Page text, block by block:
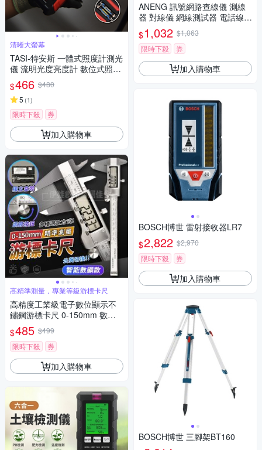
清晰大螢幕
TASI-特安斯 一體式照度計測光
儀 流明光度亮度計 數位式照度
$466 $480
5 (1)
限時下殺 券
加入購物車
高精準測量，專業等級游標卡尺
高精度工業級電子數位顯示不
鏽鋼游標卡尺 0-150mm 數位
數顯游標尺 測量尺 遊標 內外徑
測量器
$485 $499
限時下殺
券
加入購物車
ANENG 訊號網路查線儀 測線
器 對線儀 網線測試器 電話線測
試 電力線尋線 電纜偵測 工具
尋線器
$1,032 $1,063
限時下殺
券
加入購物車
BOSCH博世 雷射接收器LR7
$2,822 $2,970
限時下殺
券
加入購物車
BOSCH博世 三腳架BT160